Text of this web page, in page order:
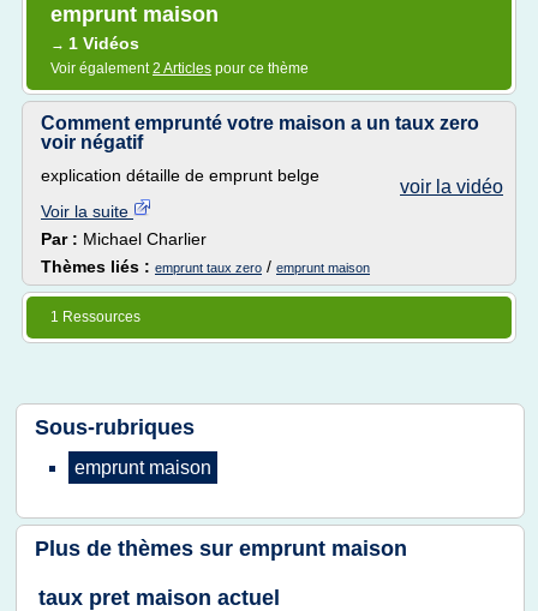
emprunt maison
→ 1 Vidéos
Voir également2 Articles pour ce thème
Comment emprunté votre maison a un taux zero
voir négatif
voir la vidéo
explication détaille de emprunt belge
Voir la suite
Par : Michael Charlier
Thèmes liés : emprunt taux zero / emprunt maison
1 Ressources
Sous-rubriques
emprunt maison
Plus de thèmes sur emprunt maison
taux pret maison actuel